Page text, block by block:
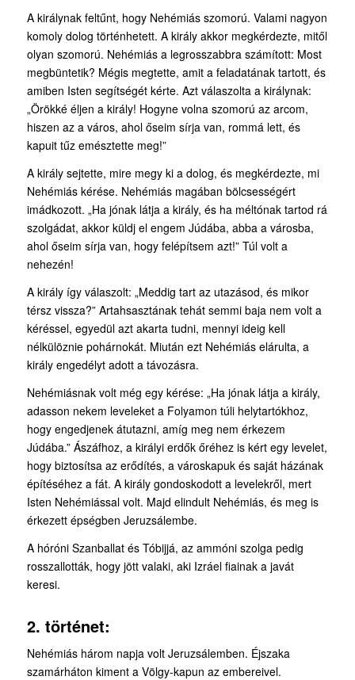
A királynak feltűnt, hogy Nehémiás szomorú. Valami nagyon
komoly dolog történhetett. A király akkor megkérdezte, mitől
olyan szomorú. Nehémiás a legrosszabbra számított: Most
megbüntetik? Mégis megtette, amit a feladatának tartott, és
amiben Isten segítségét kérte. Azt válaszolta a királynak:
„Örökké éljen a király! Hogyne volna szomorú az arcom,
hiszen az a város, ahol őseim sírja van, rommá lett, és
kapuit tűz emésztette meg!”
A király sejtette, mire megy ki a dolog, és megkérdezte, mi
Nehémiás kérése. Nehémiás magában bölcsességért
imádkozott. „Ha jónak látja a király, és ha méltónak tartod rá
szolgádat, akkor küldj el engem Júdába, abba a városba,
ahol őseim sírja van, hogy felépítsem azt!” Túl volt a
nehezén!
A király így válaszolt: „Meddig tart az utazásod, és mikor
térsz vissza?” Artahsasztának tehát semmi baja nem volt a
kéréssel, egyedül azt akarta tudni, mennyi ideig kell
nélkülöznie pohárnokát. Miután ezt Nehémiás elárulta, a
király engedélyt adott a távozásra.
Nehémiásnak volt még egy kérése: „Ha jónak látja a király,
adasson nekem leveleket a Folyamon túli helytartókhoz,
hogy engedjenek átutazni, amíg meg nem érkezem
Júdába.” Ászáfhoz, a királyi erdők őréhez is kért egy levelet,
hogy biztosítsa az erődítés, a városkapuk és saját házának
építéséhez a fát. A király gondoskodott a levelekről, mert
Isten Nehémiással volt. Majd elindult Nehémiás, és meg is
érkezett épségben Jeruzsálembe.
A hóróni Szanballat és Tóbijjá, az ammóni szolga pedig
rosszallották, hogy jött valaki, aki Izráel fiainak a javát
keresi.
2. történet:
Nehémiás három napja volt Jeruzsálemben. Éjszaka
szamárháton kiment a Völgy-kapun az embereivel.